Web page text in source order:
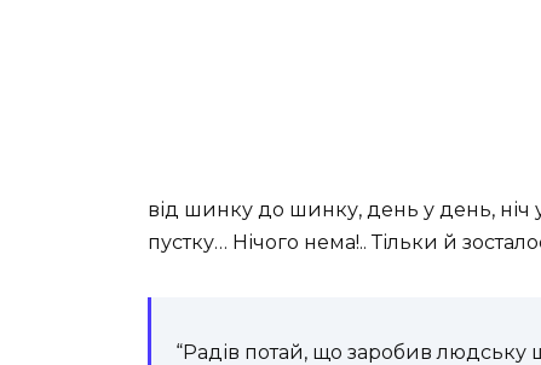
від шинку до шинку, день у день, ніч
пустку… Нічого нема!.. Тільки й
“Радів потай, що заробив людську